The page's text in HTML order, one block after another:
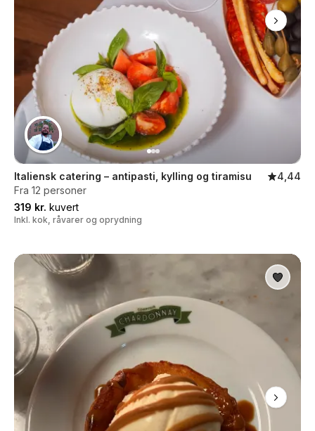
Italiensk catering – antipasti, kylling og tiramisu
4,44
Fra 12 personer
319 kr. kuvert
Inkl. kok, råvarer og oprydning